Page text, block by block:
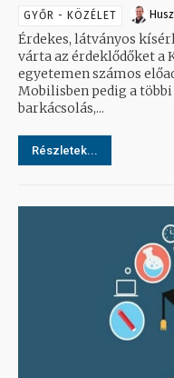
GYŐR - KÖZÉLET
Érdekes, látványos
várta az érdeklődőket a
egyetemen számos
Mobilisben pedig a
barkácsolás,...
Részletek...